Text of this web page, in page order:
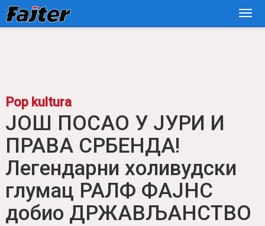
Pop kultura
JOŠ POSAO U JURI I
PRAVA SRBENDA!
Legendаrni holivudski
glumаc RALF FAJNS dobio
DRŽAVLJANSTVO Srbije